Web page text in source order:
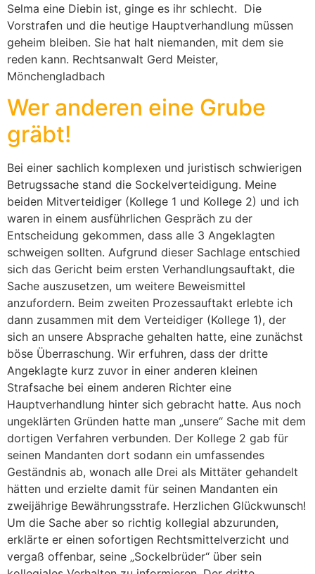
Selma eine Diebin ist, ginge es ihr schlecht. Die
Vorstrafen und die heutige Hauptverhandlung müssen
geheim bleiben. Sie hat halt niemanden, mit dem sie
reden kann. Rechtsanwalt Gerd Meister,
Mönchengladbach
Wer anderen eine Grube
gräbt!
Bei einer sachlich komplexen und juristisch schwierigen
Betrugssache stand die Sockelverteidigung. Meine
beiden Mitverteidiger (Kollege 1 und Kollege 2) und ich
waren in einem ausführlichen Gespräch zu der
Entscheidung gekommen, dass alle 3 Angeklagten
schweigen sollten. Aufgrund dieser Sachlage entschied
sich das Gericht beim ersten Verhandlungsauftakt, die
Sache auszusetzen, um weitere Beweismittel
anzufordern. Beim zweiten Prozessauftakt erlebte ich
dann zusammen mit dem Verteidiger (Kollege 1), der
sich an unsere Absprache gehalten hatte, eine zunächst
böse Überraschung. Wir erfuhren, dass der dritte
Angeklagte kurz zuvor in einer anderen kleinen
Strafsache bei einem anderen Richter eine
Hauptverhandlung hinter sich gebracht hatte. Aus noch
ungeklärten Gründen hatte man „unsere“ Sache mit dem
dortigen Verfahren verbunden. Der Kollege 2 gab für
seinen Mandanten dort sodann ein umfassendes
Geständnis ab, wonach alle Drei als Mittäter gehandelt
hätten und erzielte damit für seinen Mandanten ein
zweijährige Bewährungsstrafe. Herzlichen Glückwunsch!
Um die Sache aber so richtig kollegial abzurunden,
erklärte er einen sofortigen Rechtsmittelverzicht und
vergaß offenbar, seine „Sockelbrüder“ über sein